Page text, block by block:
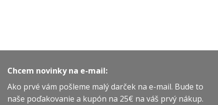
Chcem novinky na e-mail:
Ako prvé vám pošleme malý darček na e-mail. Bude to
naše poďakovanie a kupón na 25€ na váš prvý nákup.